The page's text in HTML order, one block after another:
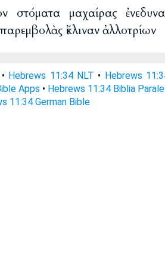
στόματα μαχαίρας
ἔκλιναν ἀλλοτρίων
• Hebrews 11:34 NLT • Hebrews
Apps • Hebrews 11:34 Biblia
11:34 German Bible